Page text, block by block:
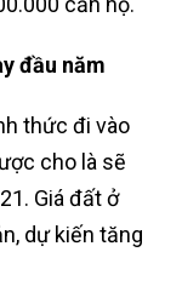
đầu năm
thức đi vào
cho là sẽ
Giá đất ở
dự kiến tăng